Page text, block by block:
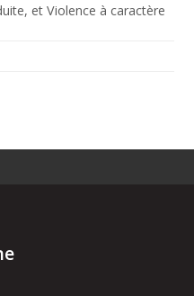
et Violence à caractère